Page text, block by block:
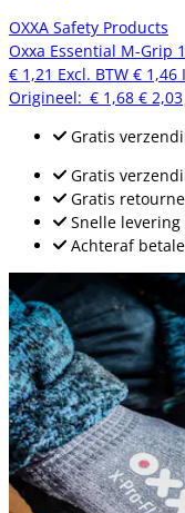
OXXA Safety Products
Oxxa Essential M-Grip
€ 1,21 Excl. BTW € 1,46
Origineel: € 1,68 € 2,03
Gratis
Gratis
Gratis
Snelle levering
Achteraf